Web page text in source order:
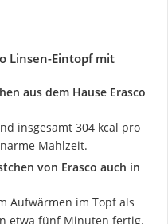
Linsen-Eintopf mit
aus dem Hause Erasco
insgesamt 304 kcal pro
Mahlzeit.
von Erasco auch in
Aufwärmen im Topf als
etwa fünf Minuten fertig.